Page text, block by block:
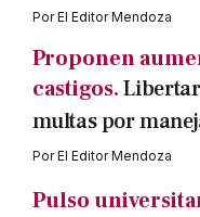
PorEl Editor Mendoza
Proponen
castigos.
multas por
PorEl Editor Mendoza
Pulso